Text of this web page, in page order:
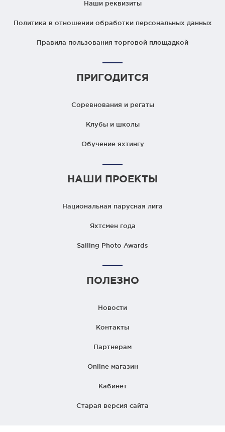
Наши реквизиты
Политика в отношении обработки персональных данных
Правила пользования торговой площадкой
ПРИГОДИТСЯ
Соревнования и регаты
Клубы и школы
Обучение яхтингу
НАШИ ПРОЕКТЫ
Национальная парусная лига
Яхтсмен года
Sailing Photo Awards
ПОЛЕЗНО
Новости
Контакты
Партнерам
Online магазин
Кабинет
Старая версия сайта